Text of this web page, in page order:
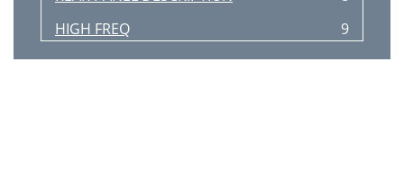
HIGH FREQ
9
LOW FREQ
9